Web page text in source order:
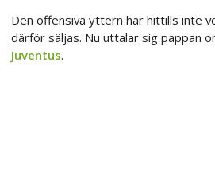
Den offensiva yttern har hittills inte
därför säljas. Nu uttalar sig pappan
Juventus.